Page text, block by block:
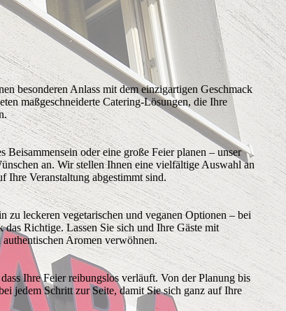
besonderen Anlass mit dem einzigartigen Geschmack
maßgeschneiderte Catering-Lösungen, die Ihre
Beisammensein oder eine große Feier planen – unser
an. Wir stellen Ihnen eine vielfältige Auswahl an
Ihre Veranstaltung abgestimmt sind.
zu leckeren vegetarischen und veganen Optionen – bei
Richtige. Lassen Sie sich und Ihre Gäste mit
Aromen verwöhnen.
Ihre Feier reibungslos verläuft. Von der Planung bis
jedem Schritt zur Seite, damit Sie sich ganz auf Ihre